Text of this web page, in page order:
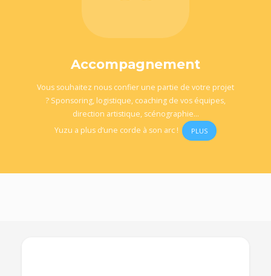
Accompagnement
Vous souhaitez nous confier une partie de votre projet
? Sponsoring, logistique, coaching de vos équipes,
direction artistique, scénographie…
Yuzu a plus d’une corde à son arc !
PLUS